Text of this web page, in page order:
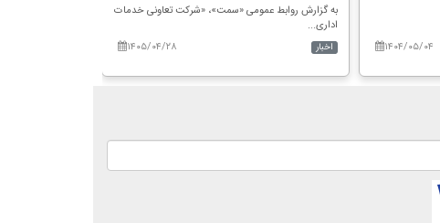
به گزارش روابط عمومی «سمت»، «شرکت تعاونی خدمات
اداری...
۱۴۰۵/۰۴/۲۸
اخبار ۱۴۰۴/۰۵/۰۴